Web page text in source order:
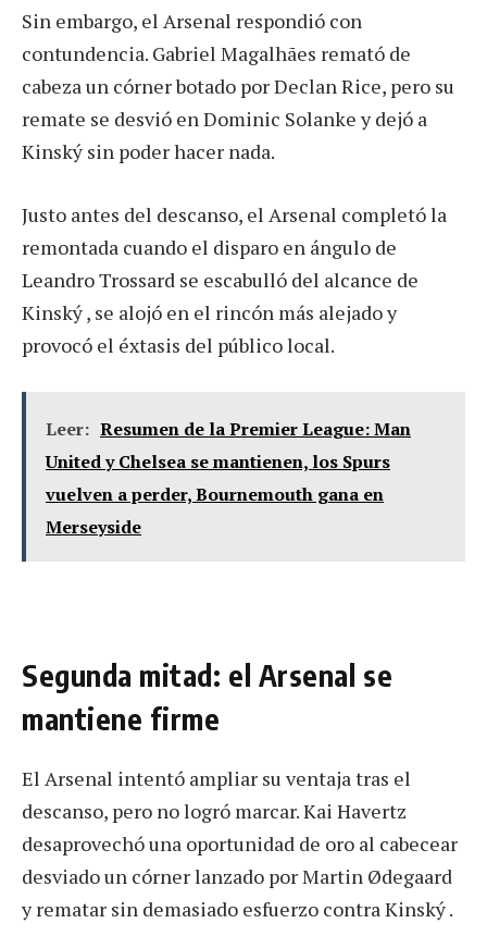
Sin embargo, el Arsenal respondió con
contundencia. Gabriel Magalhães remató de
cabeza un córner botado por Declan Rice, pero su
remate se desvió en Dominic Solanke y dejó a
Kinský sin poder hacer nada.
Justo antes del descanso, el Arsenal completó la
remontada cuando el disparo en ángulo de
Leandro Trossard se escabulló del alcance de
Kinský , se alojó en el rincón más alejado y
provocó el éxtasis del público local.
Leer: Resumen de la Premier League: Man
United y Chelsea se mantienen, los Spurs
vuelven a perder, Bournemouth gana en
Merseyside
Segunda mitad: el Arsenal se
mantiene firme
El Arsenal intentó ampliar su ventaja tras el
descanso, pero no logró marcar. Kai Havertz
desaprovechó una oportunidad de oro al cabecear
desviado un córner lanzado por Martin Ødegaard
y rematar sin demasiado esfuerzo contra Kinský .